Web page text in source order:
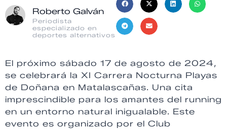
Roberto Galván
Periodista
especializado en
deportes alternativos
El próximo sábado 17 de agosto de 2024,
se celebrará la XI Carrera Nocturna Playas
de Doñana en Matalascañas. Una cita
imprescindible para los amantes del running
en un entorno natural inigualable. Este
evento es organizado por el Club